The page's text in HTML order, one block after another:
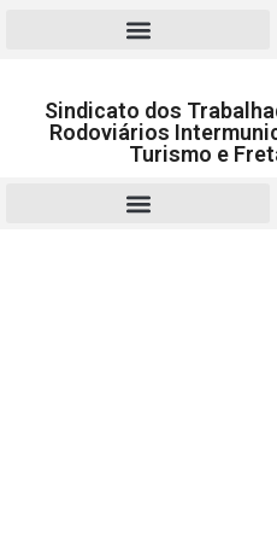
Sindicato dos
Rodoviários
Turismo e